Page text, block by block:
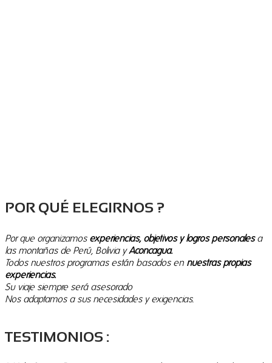
POR QUÉ ELEGIRNOS ?
Por que organizamos experiencias, objetivos y logros personalesa
las montañas de Perú, Bolivia yAconcagua.
Todos nuestros programas están basados en nuestras propias
experiencias.
Su viaje siempre será asesorado
Nos adaptamos a sus necesidades y exigencias.
TESTIMONIOS :